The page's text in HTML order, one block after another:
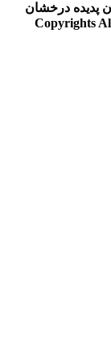
پدیده درخشان